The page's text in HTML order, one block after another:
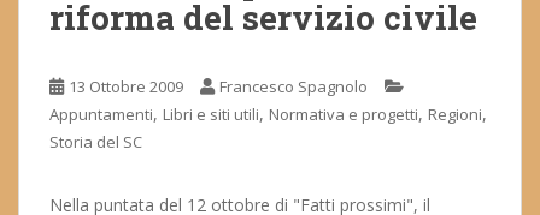
riforma del servizio civile
13 Ottobre 2009
Francesco Spagnolo
Appuntamenti, Libri e siti utili, Normativa e progetti, Regioni,
Storia del SC
Nella puntata del 12 ottobre di "Fatti prossimi", il